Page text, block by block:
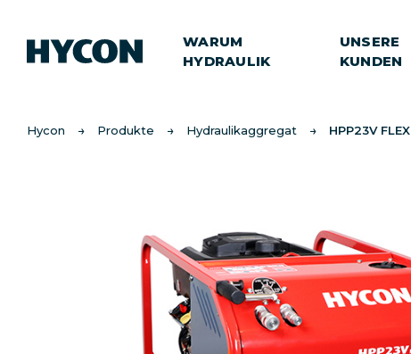
WARUM
HYDRAULIK
UNSERE
KUNDEN
Hycon Produkte Hydraulikaggregat HPP23V FLEX